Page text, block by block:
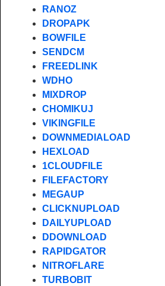
RANOZ
DROPAPK
BOWFILE
SENDCM
FREEDLINK
WDHO
MIXDROP
CHOMIKUJ
VIKINGFILE
DOWNMEDIALOAD
HEXLOAD
1CLOUDFILE
FILEFACTORY
MEGAUP
CLICKNUPLOAD
DAILYUPLOAD
DDOWNLOAD
RAPIDGATOR
NITROFLARE
TURBOBIT